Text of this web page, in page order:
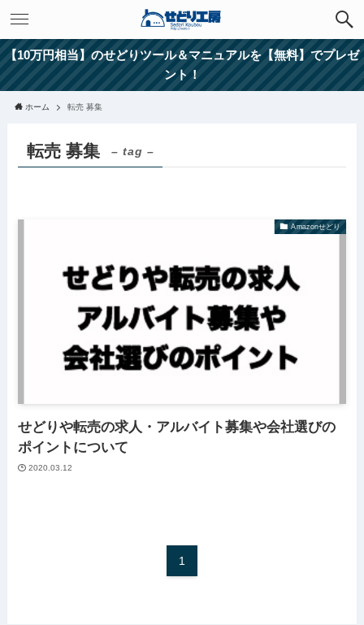
【10万円相当】のせどりツール＆マニュアルを【無料】でプレゼ
ント！
ホーム 転売 募集
転売 募集 – tag –
Amazonせどり
せどりや転売の求人・アルバイト募集や会社選びの
ポイントについて
2020.03.12
1